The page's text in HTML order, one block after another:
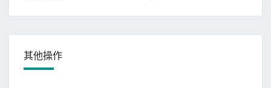
其他操作